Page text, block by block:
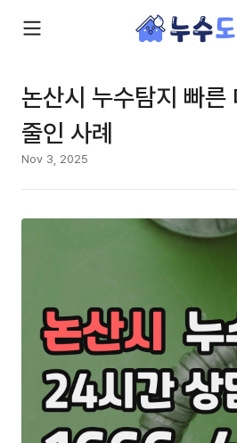
논산시 누수탐지 빠른
줄인 사례
Nov 3, 2025